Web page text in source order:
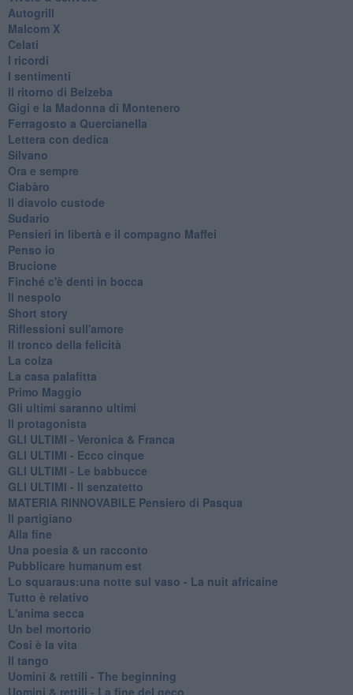
Autogrill
Malcom X
Celati
I ricordi
I sentimenti
Il ritorno di Belzeba
Gigi e la Madonna di Montenero
Ferragosto a Quercianella
Lettera con dedica
Silvano
Ora e sempre
Ciabàro
Il diavolo custode
Sudario
Pensieri in libertà e il compagno Maffei
Penso io
Brucione
Finché c'è denti in bocca
Il nespolo
Short story
Riflessioni sull'amore
Il tronco della felicità
La colza
La casa palafitta
Primo Maggio
Gli ultimi saranno ultimi
Il protagonista
GLI ULTIMI - Veronica & Franca
GLI ULTIMI - Ecco cinque
GLI ULTIMI - Le babbucce
GLI ULTIMI - Il senzatetto
MATERIA RINNOVABILE Pensiero di Pasqua
Il partigiano
Alla fine
Una poesia & un racconto
Pubblicare humanum est
Lo squaraus:una notte sul vaso - La nuit africaine
Tutto è relativo
L'anima secca
Un bel mortorio
Cosi è la vita
Il tango
​Uomini & rettili - The beginning
​Uomini & rettili - La fine del geco